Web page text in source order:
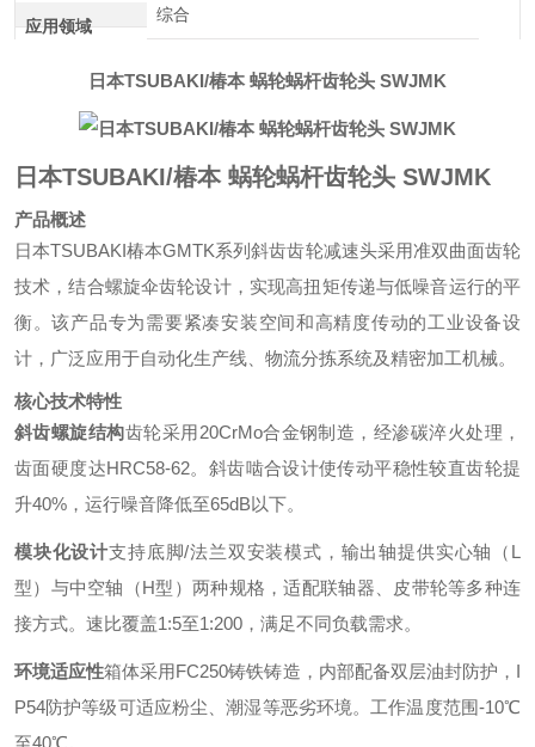
应用领域
综合
日本TSUBAKI/椿本 蜗轮蜗杆齿轮头 SWJMK
日本TSUBAKI/椿本 蜗轮蜗杆齿轮头 SWJMK
产品概述
日本TSUBAKI椿本GMTK系列斜齿齿轮减速头采用准双曲面齿轮
技术，结合螺旋伞齿轮设计，实现高扭矩传递与低噪音运行的平
衡。该产品专为需要紧凑安装空间和高精度传动的工业设备设
计，广泛应用于自动化生产线、物流分拣系统及精密加工机械。
核心技术特性
斜齿螺旋结构齿轮采用20CrMo合金钢制造，经渗碳淬火处理，
齿面硬度达HRC58-62。斜齿啮合设计使传动平稳性较直齿轮提
升40%，运行噪音降低至65dB以下。
模块化设计支持底脚/法兰双安装模式，输出轴提供实心轴（L
型）与中空轴（H型）两种规格，适配联轴器、皮带轮等多种连
接方式。速比覆盖1:5至1:200，满足不同负载需求。
环境适应性箱体采用FC250铸铁铸造，内部配备双层油封防护，I
P54防护等级可适应粉尘、潮湿等恶劣环境。工作温度范围-10℃
至40℃。